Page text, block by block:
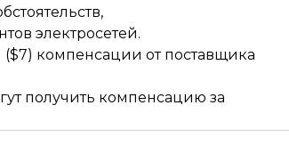
электросетей.
($7) компенсации от поставщика
получить компенсацию за